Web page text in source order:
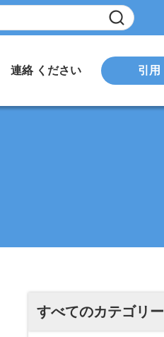
連絡 ください 引用
すべてのカテゴリー